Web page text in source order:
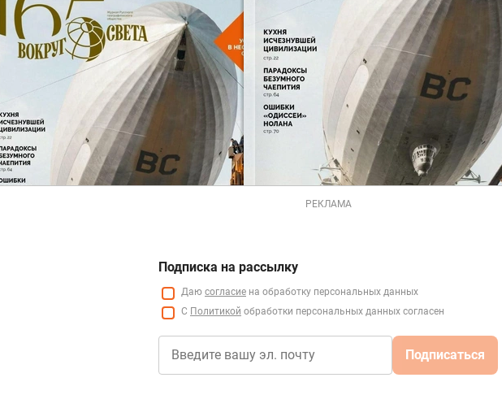
РЕКЛАМА
Подписка на рассылку
Даю согласие на обработку персональных данных
С Политикой обработки персональных данных согласен
Подписаться